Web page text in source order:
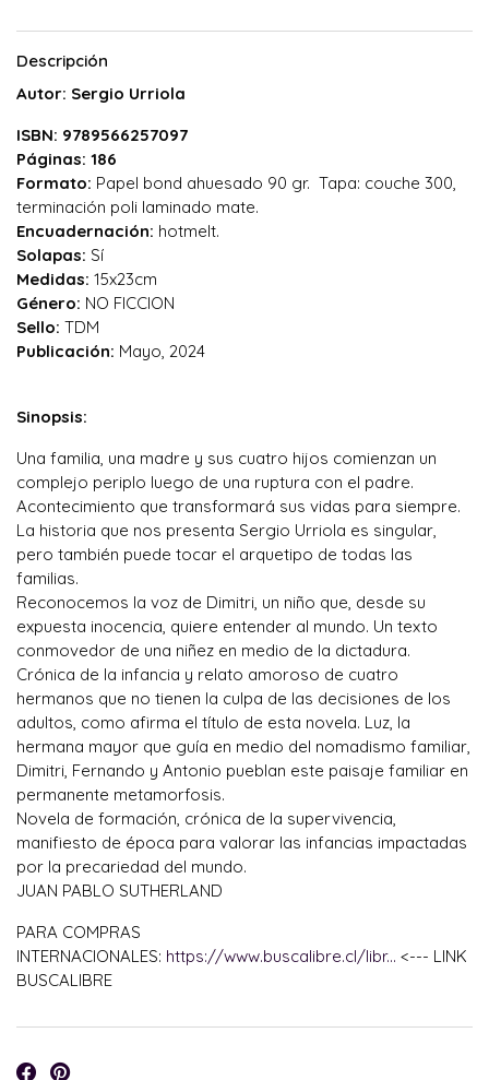
Descripción
Autor: Sergio Urriola
ISBN: 9789566257097
Páginas: 186
Formato: Papel bond ahuesado 90 gr. Tapa: couche 300,
terminación poli laminado mate.
Encuadernación: hotmelt.
Solapas: Sí
Medidas: 15x23cm
Género: NO FICCION
Sello: TDM
Publicación: Mayo, 2024
Sinopsis:
Una familia, una madre y sus cuatro hijos comienzan un
complejo periplo luego de una ruptura con el padre.
Acontecimiento que transformará sus vidas para siempre.
La historia que nos presenta Sergio Urriola es singular,
pero también puede tocar el arquetipo de todas las
familias.
Reconocemos la voz de Dimitri, un niño que, desde su
expuesta inocencia, quiere entender al mundo. Un texto
conmovedor de una niñez en medio de la dictadura.
Crónica de la infancia y relato amoroso de cuatro
hermanos que no tienen la culpa de las decisiones de los
adultos, como afirma el título de esta novela. Luz, la
hermana mayor que guía en medio del nomadismo familiar,
Dimitri, Fernando y Antonio pueblan este paisaje familiar en
permanente metamorfosis.
Novela de formación, crónica de la supervivencia,
manifiesto de época para valorar las infancias impactadas
por la precariedad del mundo.
JUAN PABLO SUTHERLAND
PARA COMPRAS
INTERNACIONALES: https://www.buscalibre.cl/libr... <--- LINK
BUSCALIBRE